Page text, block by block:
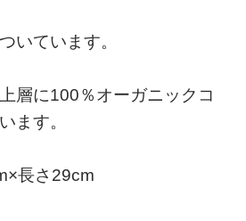
いています。
層に100％オーガニックコ
ます。
長さ29cm